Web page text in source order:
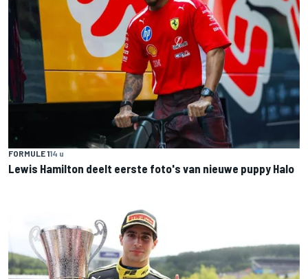
FORMULE 114 u
Lewis Hamilton deelt eerste foto's van nieuwe puppy Halo